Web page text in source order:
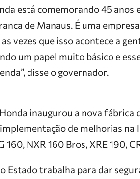
está comemorando 45 anos
de Manaus. É uma
vezes que isso acontece a
um papel muito básico e
disse o governador.
inaugurou a nova fábrica
de melhorias na
NXR 160 Bros, XRE 190,
Estado trabalha para dar